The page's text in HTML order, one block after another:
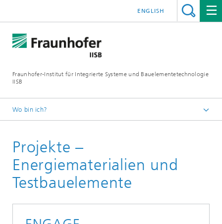
Fraunhofer-Institut für Integrierte Systeme und Bauelementetechnologie
IISB
ENGLISH
Wo bin ich?
Energiematerialien und Testbauelemente
Projekte –
Energiematerialien und
Testbauelemente